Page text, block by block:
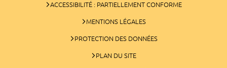
ACCESSIBILITÉ : PARTIELLEMENT CONFORME
MENTIONS LÉGALES
PROTECTION DES DONNÉES
PLAN DU SITE